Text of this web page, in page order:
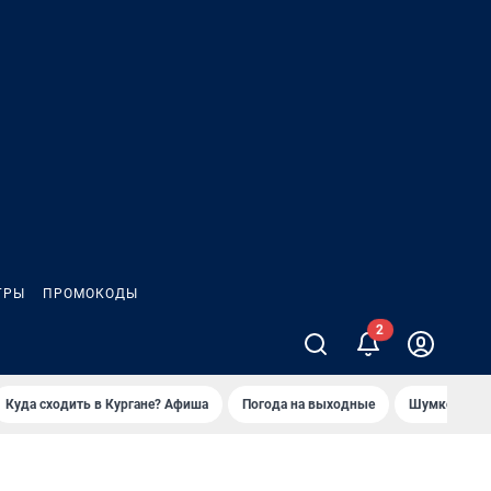
ПРОМОКОДЫ
Куда сходить в Кургане? Афиша Погода на выходные Шумков в